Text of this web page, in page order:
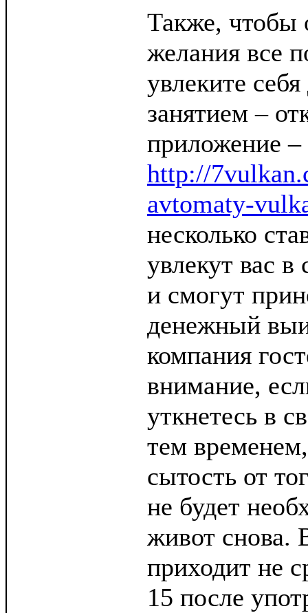
Также, чтобы
желания все
увлеките
занятием –
приложение –
http://
avtomaty-
несколько
увлекут вас
и смогут
денежный
компания
внимание,
уткнетесь в
тем
сытость от
не будет
живот снова.
приходит не
15 после